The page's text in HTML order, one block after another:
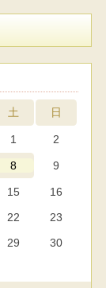
土 日
1 2
8 9
15
16
22
23
29
30